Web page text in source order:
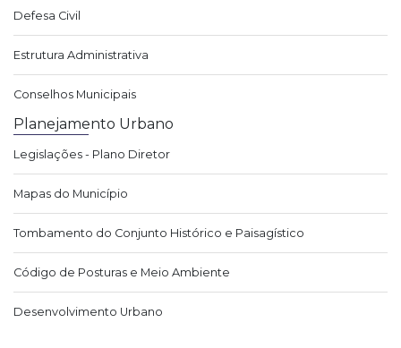
Defesa Civil
Estrutura Administrativa
Conselhos Municipais
Planejamento Urbano
Legislações - Plano Diretor
Mapas do Município
Tombamento do Conjunto Histórico e Paisagístico
Código de Posturas e Meio Ambiente
Desenvolvimento Urbano